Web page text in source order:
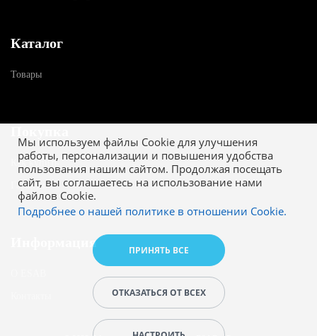
Мы используем файлы Cookie для улучшения
работы, персонализации и повышения удобства
пользования нашим сайтом. Продолжая посещать
сайт, вы соглашаетесь на использование нами
файлов Cookie.
Подробнее о нашей политике в отношении Cookie.
ПРИНЯТЬ ВСЕ
ОТКАЗАТЬСЯ ОТ ВСЕХ
Каталог
Товары
Как купить
Гарантия
Информация